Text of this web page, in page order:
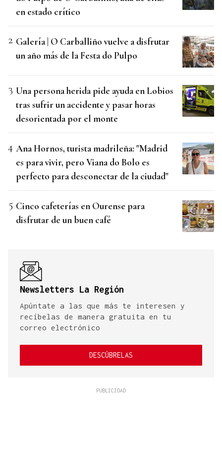
en estado crítico
Galería | O Carballiño vuelve a disfrutar
un año más de la Festa do Pulpo
Una persona herida pide ayuda en Lobios
tras sufrir un accidente y pasar horas
desorientada por el monte
Ana Hornos, turista madrileña: "Madrid
es para vivir, pero Viana do Bolo es
perfecto para desconectar de la ciudad"
Cinco cafeterías en Ourense para
disfrutar de un buen café
Newsletters La Región
Apúntate a las que más te interesen y
recíbelas de manera gratuita en tu
correo electrónico
DESCÚBRELAS